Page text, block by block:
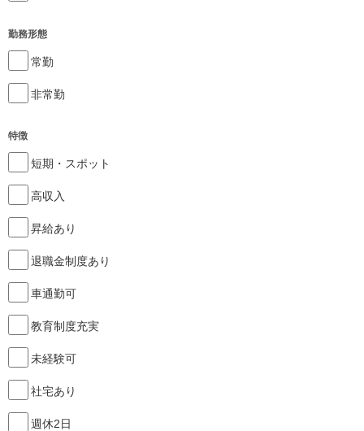
勤務形態
常勤
非常勤
特徴
短期・スポット
高収入
昇給あり
退職金制度あり
車通勤可
教育制度充実
未経験可
社宅あり
週休2日